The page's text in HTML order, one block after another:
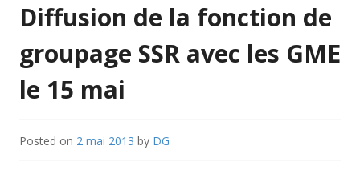
Diffusion de la fonction de
groupage SSR avec les GME
le 15 mai
Posted on 2 mai 2013 by DG